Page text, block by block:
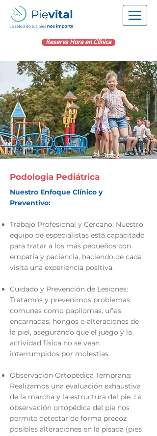
Reserva Hora en Clínica
Podologia Pediátrica
Nuestro Enfoque Clínico y
Preventivo:
Trabajo Profesional y Cercano: Nuestro
equipo de especialistas está capacitado
para tratar a los más pequeños con
empatía y paciencia, haciendo de cada
visita una experiencia positiva.
Cuidado y Prevención de Lesiones:
Tratamos y prevenimos problemas
comunes como papilomas, uñas
encarnadas, hongos o alteraciones de
la piel, asegurando que el juego y la
actividad física no se vean
interrumpidos por molestias.
Observación Ortopédica Temprana:
Realizamos una evaluación exhaustiva
de la marcha y la estructura del pie. La
observación ortopédica del pie nos
permite detectar de forma precoz
posibles alteraciones en la pisada (pies